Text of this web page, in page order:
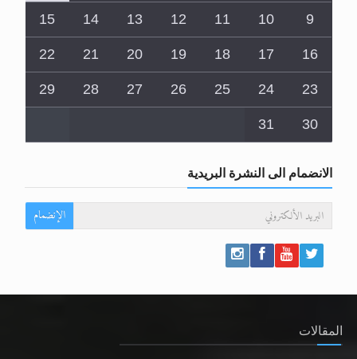
9
10
11
12
13
14
15
16
17
18
19
20
21
22
23
24
25
26
27
28
29
30
31
الانضمام الى النشرة البريدية
الإنضمام
المقالات